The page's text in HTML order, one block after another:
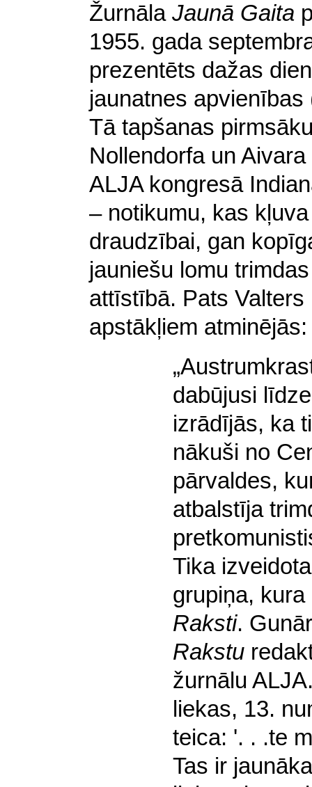
Žurnāla Jaunā Gaita
1955. gada
prezentēts dažas
jaunatnes
Tā tapšanas
Nollendorfa un
ALJA kongresā
– notikumu, kas
draudzībai, gan
jauniešu lomu
attīstībā. Pats
apstākļiem atminējās:
dabūjusi
izrādījās, ka
nākuši no
pārvaldes,
atbalstīja
Tika
grupiņa,
Raksti.
Rakstu
žurnālu
liekas, 13.
teica: '. . .te
Tas ir